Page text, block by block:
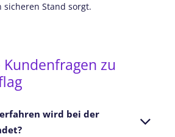
Stand sorgt.
Kundenfragen zu
wird bei der